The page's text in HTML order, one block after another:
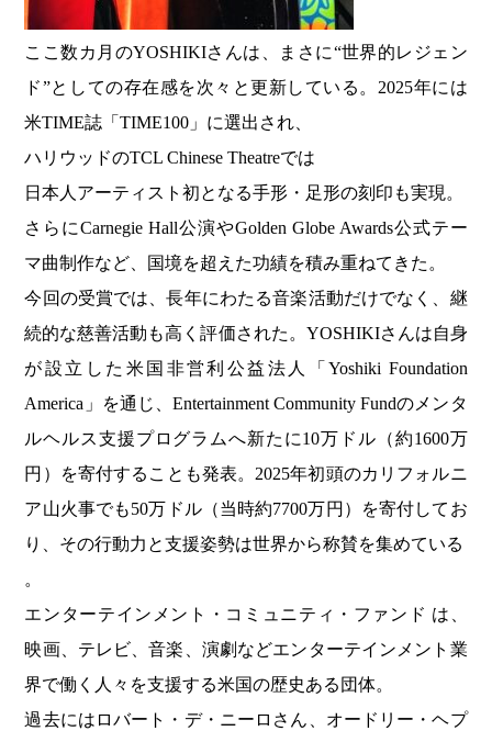
ここ数カ月のYOSHIKIさんは、まさに“世界的レジェン
ド”としての存在感を次々と更新している。2025年には
米TIME誌「TIME100」に選出され、
ハリウッドのTCL Chinese Theatreでは
日本人アーティスト初となる手形・足形の刻印も実現。
さらにCarnegie Hall公演やGolden Globe Awards公式テー
マ曲制作など、国境を超えた功績を積み重ねてきた。
今回の受賞では、長年にわたる音楽活動だけでなく、継
続的な慈善活動も高く評価された。YOSHIKIさんは自身
が設立した米国非営利公益法人「Yoshiki Foundation
America」を通じ、Entertainment Community Fundのメンタ
ルヘルス支援プログラムへ新たに10万ドル（約1600万
円）を寄付することも発表。2025年初頭のカリフォルニ
ア山火事でも50万ドル（当時約7700万円）を寄付してお
り、その行動力と支援姿勢は世界から称賛を集めている
。
エンターテインメント・コミュニティ・ファンド は、
映画、テレビ、音楽、演劇などエンターテインメント業
界で働く人々を支援する米国の歴史ある団体。
過去にはロバート・デ・ニーロさん、オードリー・ヘプ